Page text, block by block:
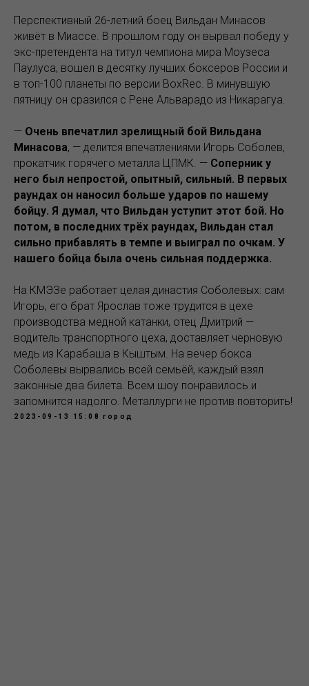
Перспективный 26-летний боец Вильдан Минасов
живёт в Миассе. В прошлом году он вырвал победу у
экс-претендента на титул чемпиона мира Моузеса
Паулуса, вошел в десятку лучших боксеров России и
в топ-100 планеты по версии BoxRec. В минувшую
пятницу он сразился с Рене Альварадо из Никарагуа.
— Очень впечатлил зрелищный бой Вильдана
Минасова, — делится впечатлениями Игорь Соболев,
прокатчик горячего металла ЦПМК. — Соперник у
него был непростой, опытный, сильный. В первых
раундах он наносил больше ударов по нашему
бойцу. Я думал, что Вильдан уступит этот бой. Но
потом, в последних трёх раундах, Вильдан стал
сильно прибавлять в темпе и выиграл по очкам. У
нашего бойца была очень сильная поддержка.
На КМЭЗе работает целая династия Соболевых: сам
Игорь, его брат Ярослав тоже трудится в цехе
производства медной катанки, отец Дмитрий —
водитель транспортного цеха, доставляет черновую
медь из Карабаша в Кыштым. На вечер бокса
Соболевы вырвались всей семьёй, каждый взял
законные два билета. Всем шоу понравилось и
запомнится надолго. Металлурги не против повторить!
2023-09-13 15:08 город